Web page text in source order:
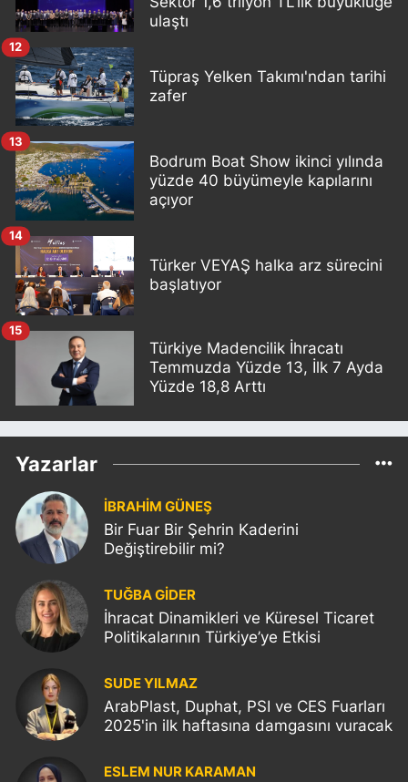
ulaştı
Tüpraş Yelken Takımı'ndan tarihi
zafer
12
Bodrum Boat Show ikinci yılında
yüzde 40 büyümeyle kapılarını
açıyor
13
Türker VEYAŞ halka arz sürecini
başlatıyor
14
Türkiye Madencilik İhracatı
Temmuzda Yüzde 13, İlk 7 Ayda
Yüzde 18,8 Arttı
15
Yazarlar
İBRAHİM GÜNEŞ
Bir Fuar Bir Şehrin Kaderini
Değiştirebilir mi?
TUĞBA GİDER
İhracat Dinamikleri ve Küresel Ticaret
Politikalarının Türkiye’ye Etkisi
SUDE YILMAZ
ArabPlast, Duphat, PSI ve CES Fuarları
2025'in ilk haftasına damgasını vuracak
ESLEM NUR KARAMAN